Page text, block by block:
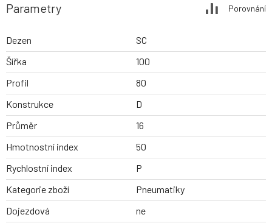
Parametry Porovnání
Dezen
SC
Šířka
100
Profil
80
Konstrukce
D
Průměr
16
Hmotnostní index
50
Rychlostní index
P
Kategorie zboží
Pneumatiky
Dojezdová
ne